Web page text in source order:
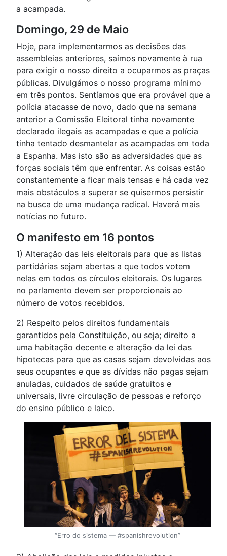
a acampada.
Domingo, 29 de Maio
Hoje, para implementarmos as decisões das
assembleias anteriores, saímos novamente à rua
para exigir o nosso direito a ocuparmos as praças
públicas. Divulgámos o nosso programa mínimo
em três pontos. Sentíamos que era provável que a
polícia atacasse de novo, dado que na semana
anterior a Comissão Eleitoral tinha novamente
declarado ilegais as acampadas e que a polícia
tinha tentado desmantelar as acampadas em toda
a Espanha. Mas isto são as adversidades que as
forças sociais têm que enfrentar. As coisas estão
constantemente a ficar mais tensas e há cada vez
mais obstáculos a superar se quisermos persistir
na busca de uma mudança radical. Haverá mais
notícias no futuro.
O manifesto em 16 pontos
1) Alteração das leis eleitorais para que as listas
partidárias sejam abertas a que todos votem
nelas em todos os círculos eleitorais. Os lugares
no parlamento devem ser proporcionais ao
número de votos recebidos.
2) Respeito pelos direitos fundamentais
garantidos pela Constituição, ou seja; direito a
uma habitação decente e alteração da lei das
hipotecas para que as casas sejam devolvidas aos
seus ocupantes e que as dívidas não pagas sejam
anuladas, cuidados de saúde gratuitos e
universais, livre circulação de pessoas e reforço
do ensino público e laico.
“Erro do sistema — #spanishrevolution”